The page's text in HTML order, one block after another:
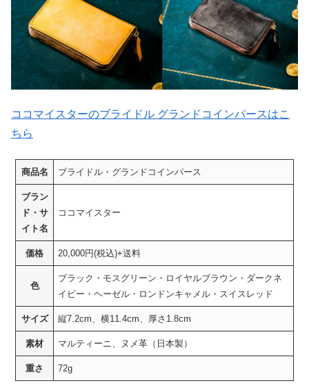
ココマイスターのブライドル グランドコインパースはこ
ちら
商品名 ブライドル・グランドコインパース
ブラン
ド・サ
イト名
ココマイスター
価格 20,000円(税込)+送料
色
ブラック・モスグリーン・ロイヤルブラウン・ダークネ
イビー・ヘーゼル・ロンドンキャメル・スイスレッド
サイズ 縦7.2cm、横11.4cm、厚さ1.8cm
素材 マルティーニ、ヌメ革（日本製）
重さ 72g